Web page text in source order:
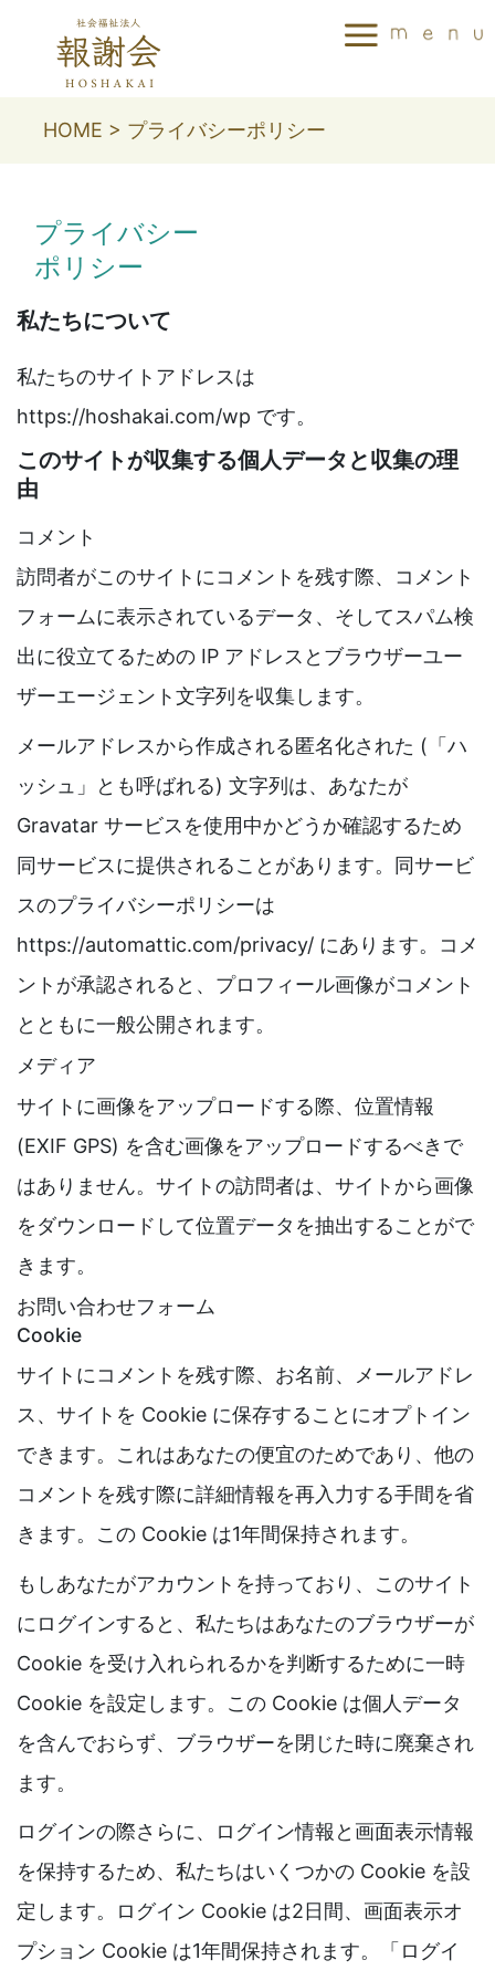
HOME > プライバシーポリシー
プライバシー
ポリシー
私たちについて
私たちのサイトアドレスは
https://hoshakai.com/wp です。
このサイトが収集する個人データと収集の理
由
コメント
訪問者がこのサイトにコメントを残す際、コメント
フォームに表示されているデータ、そしてスパム検
出に役立てるための IP アドレスとブラウザーユー
ザーエージェント文字列を収集します。
メールアドレスから作成される匿名化された (「ハ
ッシュ」とも呼ばれる) 文字列は、あなたが
Gravatar サービスを使用中かどうか確認するため
同サービスに提供されることがあります。同サービ
スのプライバシーポリシーは
https://automattic.com/privacy/ にあります。コメ
ントが承認されると、プロフィール画像がコメント
とともに一般公開されます。
メディア
サイトに画像をアップロードする際、位置情報
(EXIF GPS) を含む画像をアップロードするべきで
はありません。サイトの訪問者は、サイトから画像
をダウンロードして位置データを抽出することがで
きます。
お問い合わせフォーム
Cookie
サイトにコメントを残す際、お名前、メールアドレ
ス、サイトを Cookie に保存することにオプトイン
できます。これはあなたの便宜のためであり、他の
コメントを残す際に詳細情報を再入力する手間を省
きます。この Cookie は1年間保持されます。
もしあなたがアカウントを持っており、このサイト
にログインすると、私たちはあなたのブラウザーが
Cookie を受け入れられるかを判断するために一時
Cookie を設定します。この Cookie は個人データ
を含んでおらず、ブラウザーを閉じた時に廃棄され
ます。
ログインの際さらに、ログイン情報と画面表示情報
を保持するため、私たちはいくつかの Cookie を設
定します。ログイン Cookie は2日間、画面表示オ
プション Cookie は1年間保持されます。「ログイ